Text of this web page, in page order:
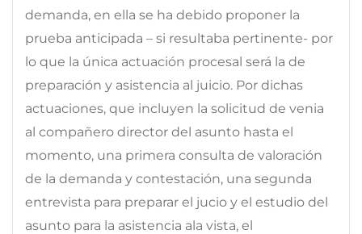
demanda, en ella se ha debido proponer la
prueba anticipada – si resultaba pertinente- por
lo que la única actuación procesal será la de
preparación y asistencia al juicio. Por dichas
actuaciones, que incluyen la solicitud de venia
al compañero director del asunto hasta el
momento, una primera consulta de valoración
de la demanda y contestación, una segunda
entrevista para preparar el jucio y el estudio del
asunto para la asistencia ala vista, el